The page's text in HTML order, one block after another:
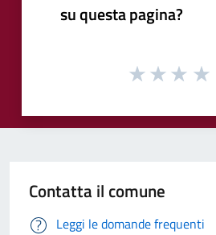
su questa pagina?
Contatta il comune
Leggi le domande frequenti